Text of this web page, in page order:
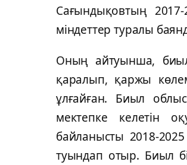
Сағындықовтың
міндеттер туралы
Оның айтуынша,
қаралып, қаржы
ұлғайған. Биыл
мектепке келетін
байланысты 2018-
туындап отыр. Биыл